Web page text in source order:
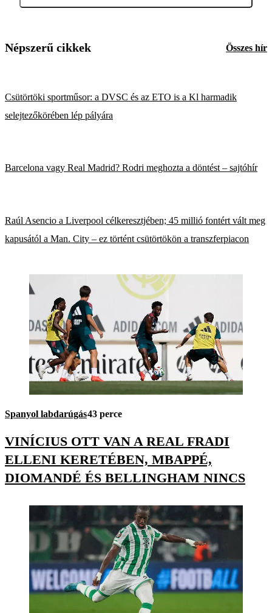
Népszerű cikkek Összes hír
Csütörtöki sportműsor: a DVSC és az ETO is a Kl harmadik
selejtezőkörében lép pályára
Barcelona vagy Real Madrid? Rodri meghozta a döntést – sajtóhír
Raúl Asencio a Liverpool célkeresztjében; 45 millió fontért vált meg
kapusától a Man. City – ez történt csütörtökön a transzferpiacon
Spanyol labdarúgás43 perce
VINÍCIUS OTT VAN A REAL FRADI
ELLENI KERETÉBEN, MBAPPÉ,
DIOMANDÉ ÉS BELLINGHAM NINCS